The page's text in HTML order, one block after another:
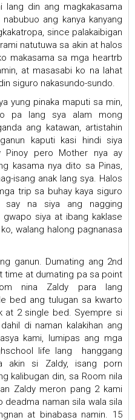
lang din ang magkakasama
ang kanya kanyang
since palakaibigan
natutuwa sa akin at halos
makasama sa mga heartrb
at masasabi ko na lahat
siguro nakasundo-sundo.
yung pinaka maputi sa min,
pa lang sya alam mong
ang katawan, artistahin
kaputi kasi hindi siya
Pinoy pero Mother nya ay
kasama nya dito sa Pinas,
isang anak lang sya. Halos
trip sa buhay kaya siguro
na siya ang nagging
siya at ibang kaklase
walang halong pagnanasa
ganun. Dumating ang 2nd
time at dumating pa sa point
nina Zaldy para lang
bed ang tulugan sa kwarto
at 2 single bed. Syempre si
di naman kalakihan ang
kami, lumipas ang mga
life lang hanggang
akin si Zaldy, isang porn
kalibugan din, sa Room nila
Zaldy meron pang 2 kami
naman sila wala sila
at binabasa namin. 15